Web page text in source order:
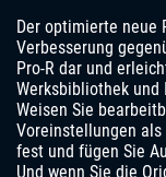
Der optimierte neue
Verbesserung
Pro-R dar und
Werksbibliothek
Weisen Sie
Voreinstellungen
fest und fügen Sie
Und wenn Sie die